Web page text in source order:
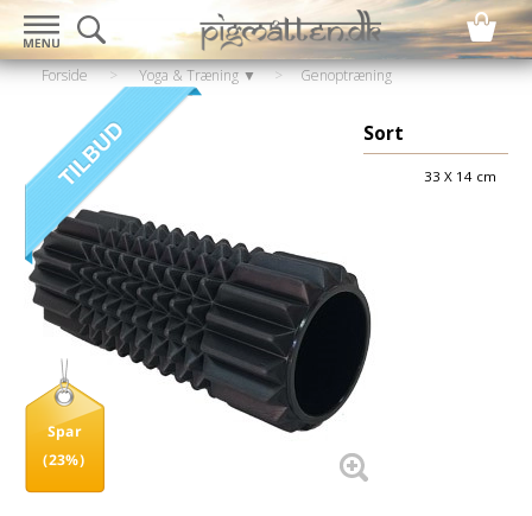
Forside > Yoga & Træning ▼ >
Genoptræning
Genoptræning - Ryggen
Sort
33 X 14 cm
Spar
(23%)